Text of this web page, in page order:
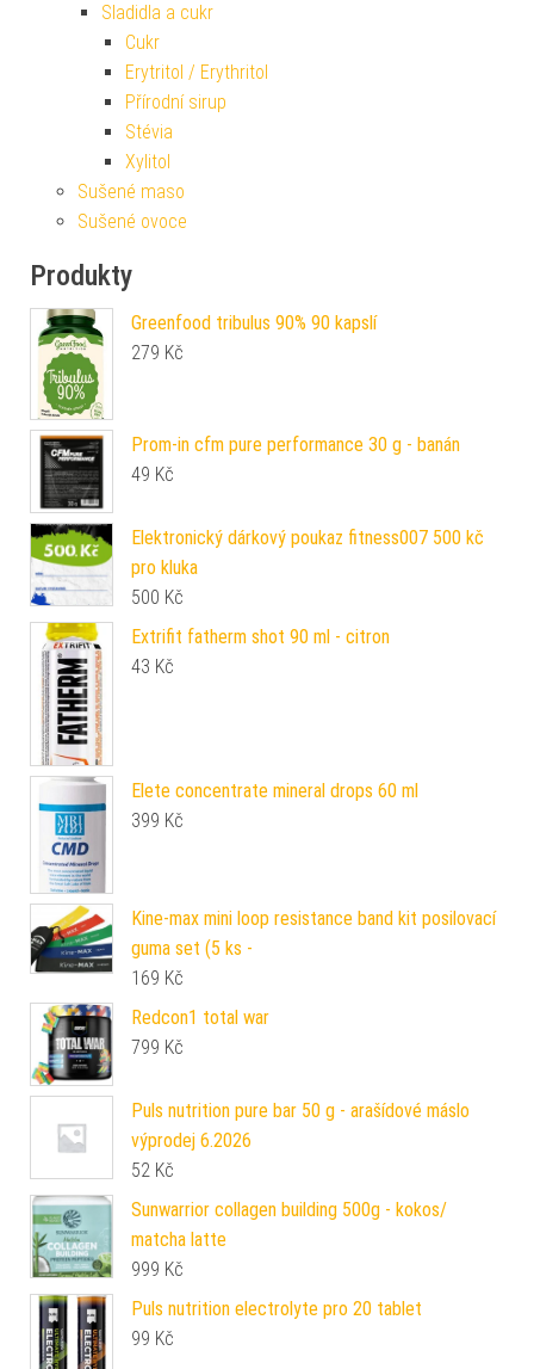
Sladidla a cukr
Cukr
Erytritol / Erythritol
Přírodní sirup
Stévia
Xylitol
Sušené maso
Sušené ovoce
Produkty
Greenfood tribulus 90% 90 kapslí
279 Kč
Prom-in cfm pure performance 30 g - banán
49 Kč
Elektronický dárkový poukaz fitness007 500 kč
pro kluka
500 Kč
Extrifit fatherm shot 90 ml - citron
43 Kč
Elete concentrate mineral drops 60 ml
399 Kč
Kine-max mini loop resistance band kit posilovací
guma set (5 ks -
169 Kč
Redcon1 total war
799 Kč
Puls nutrition pure bar 50 g - arašídové máslo
výprodej 6.2026
52 Kč
Sunwarrior collagen building 500g - kokos/
matcha latte
999 Kč
Puls nutrition electrolyte pro 20 tablet
99 Kč